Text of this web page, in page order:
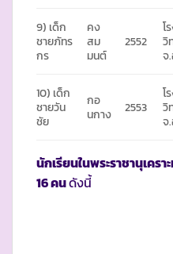
9) เด็ก
ชายภัทร
กร
คง
สม
มนต์
2552
โ
วิ
จ
10) เด็ก
ชายวัน
ชัย
กอ
นกาง
2553
โ
วิ
จ
นักเรียนในพระราชานุเคร
16 คนดังนี้